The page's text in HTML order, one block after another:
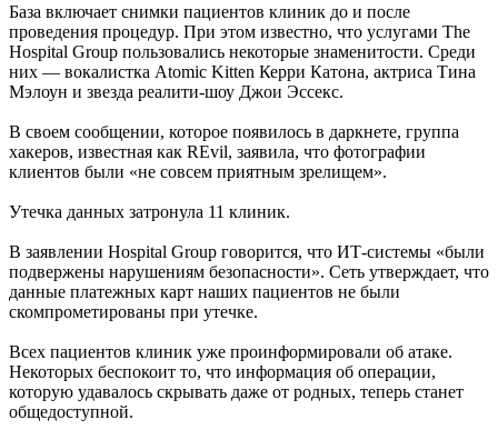
База включает снимки пациентов клиник до и после
проведения процедур. При этом известно, что услугами The
Hospital Group пользовались некоторые знаменитости. Среди
них — вокалистка Atomic Kitten Керри Катона, актриса Тина
Мэлоун и звезда реалити-шоу Джои Эссекс.
В своем сообщении, которое появилось в даркнете, группа
хакеров, известная как REvil, заявила, что фотографии
клиентов были «не совсем приятным зрелищем».
Утечка данных затронула 11 клиник.
В заявлении Hospital Group говорится, что ИТ-системы «были
подвержены нарушениям безопасности». Сеть утверждает, что
данные платежных карт наших пациентов не были
скомпрометированы при утечке.
Всех пациентов клиник уже проинформировали об атаке.
Некоторых беспокоит то, что информация об операции,
которую удавалось скрывать даже от родных, теперь станет
общедоступной.